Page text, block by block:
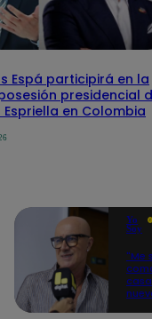
Espá participirá en la
presidencial
en Colombia
Yo
Soy
"Me
casa